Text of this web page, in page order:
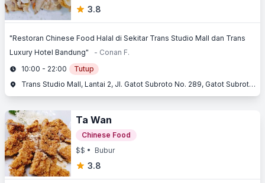
3.8
"Restoran Chinese Food Halal di Sekitar Trans Studio Mall dan Trans
Luxury Hotel Bandung"
- Conan F.
10:00 - 22:00
Tutup
Trans Studio Mall, Lantai 2, Jl. Gatot Subroto No. 289, Gatot Subroto, Gatot Subroto, Bandung, Jawa Barat
Ta Wan
Chinese Food
$$ • Bubur
3.8